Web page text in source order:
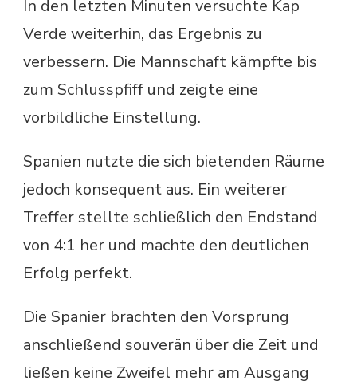
In den letzten Minuten versuchte Kap
Verde weiterhin, das Ergebnis zu
verbessern. Die Mannschaft kämpfte bis
zum Schlusspfiff und zeigte eine
vorbildliche Einstellung.
Spanien nutzte die sich bietenden Räume
jedoch konsequent aus. Ein weiterer
Treffer stellte schließlich den Endstand
von 4:1 her und machte den deutlichen
Erfolg perfekt.
Die Spanier brachten den Vorsprung
anschließend souverän über die Zeit und
ließen keine Zweifel mehr am Ausgang